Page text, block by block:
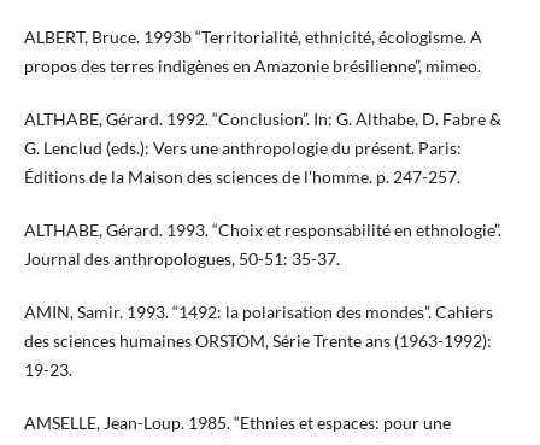
ALBERT, Bruce. 1993b “Territorialité, ethnicité, écologisme. A
propos des terres indigènes en Amazonie brésilienne”, mimeo.
ALTHABE, Gérard. 1992. “Conclusion”. In: G. Althabe, D. Fabre &
G. Lenclud (eds.): Vers une anthropologie du présent. Paris:
Éditions de la Maison des sciences de l'homme. p. 247-257.
ALTHABE, Gérard. 1993. “Choix et responsabilité en ethnologie”.
Journal des anthropologues, 50-51: 35-37.
AMIN, Samir. 1993. “1492: la polarisation des mondes”. Cahiers
des sciences humaines ORSTOM, Série Trente ans (1963-1992):
19-23.
AMSELLE, Jean-Loup. 1985. “Ethnies et espaces: pour une